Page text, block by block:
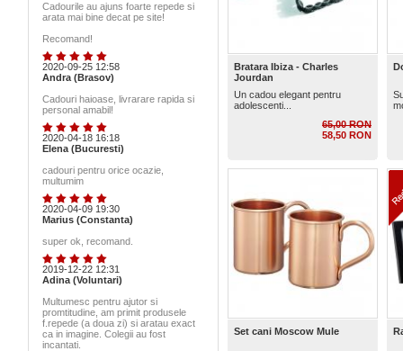
Cadourile au ajuns foarte repede si
arata mai bine decat pe site!
Recomand!
2020-09-25 12:58
Andra (Brasov)
Cadouri haioase, livrarare rapida si
personal amabil!
2020-04-18 16:18
Elena (Bucuresti)
cadouri pentru orice ocazie,
multumim
2020-04-09 19:30
Marius (Constanta)
super ok, recomand.
2019-12-22 12:31
Adina (Voluntari)
Multumesc pentru ajutor si
promtitudine, am primit produsele
f.repede (a doua zi) si aratau exact
ca in imagine. Colegii au fost
incantati.
Bratara Ibiza - Charles
Jourdan
Un cadou elegant pentru
adolescenti...
65,00 RON
58,50 RON
Set cani Moscow Mule